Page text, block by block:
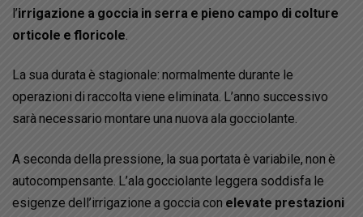
l’irrigazione a goccia in serra e pieno campo di colture
orticole e floricole
La sua durata è stagionale: normalmente durante le
operazioni di raccolta viene eliminata. L’anno successivo
sarà necessario montare una nuova ala gocciolante.
A seconda della pressione, la sua portata è variabile, non è
autocompensante. L’ala gocciolante leggera soddisfa le
esigenze dell’irrigazione a goccia con elevate prestazioni